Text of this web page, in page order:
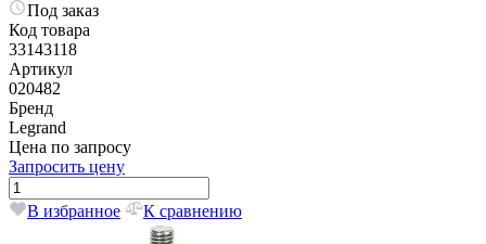
Под заказ
Код товара
33143118
Артикул
020482
Бренд
Legrand
Цена по запросу
Запросить цену
В избранное К сравнению